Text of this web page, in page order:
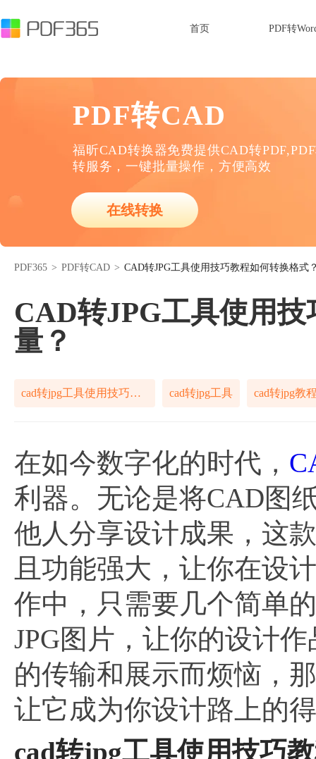
首页 PDF转
PDF转CAD
福昕CAD转换器免费提供CAD转
转服务，一键批量操作，方便高效
在线转换
PDF365 > PDF转CAD > CAD转JPG工具使用技巧教程如何转换格式
CAD转JPG工具使用
量？
cad转jpg工具使用技巧教程 cad转jpg工具 cad转jpg教
在如今数字化的时代，
利器。无论是将CAD图
他人分享设计成果，这
且功能强大，让你在设
作中，只需要几个简单
JPG图片，让你的设计
的传输和展示而烦恼，
让它成为你设计路上的
cad转jpg工具使用技巧